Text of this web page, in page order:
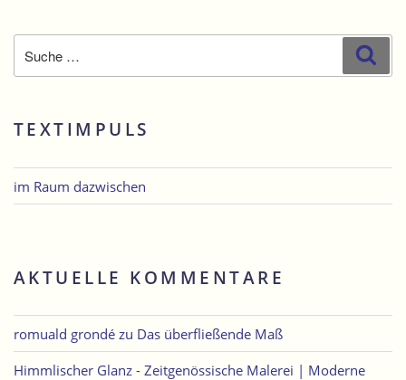
nach:
TEXTIMPULS
im Raum dazwischen
AKTUELLE KOMMENTARE
romuald grondé zu Das überfließende Maß
Himmlischer Glanz - Zeitgenössische Malerei | Moderne